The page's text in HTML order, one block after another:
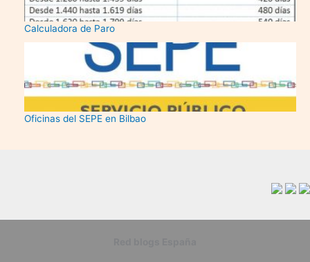
Calculadora de Paro
Oficinas del SEPE en Bilbao